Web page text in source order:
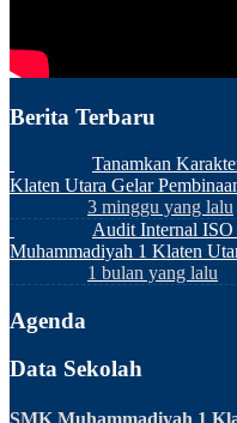
Berita Terbaru
Tanamkan
Klaten Utara Gelar
3 minggu yang lalu
Audit Internal
Muhammadiyah 1 Klaten
1 bulan yang lalu
Agenda
Data Sekolah
SMK Muhammadiyah 1